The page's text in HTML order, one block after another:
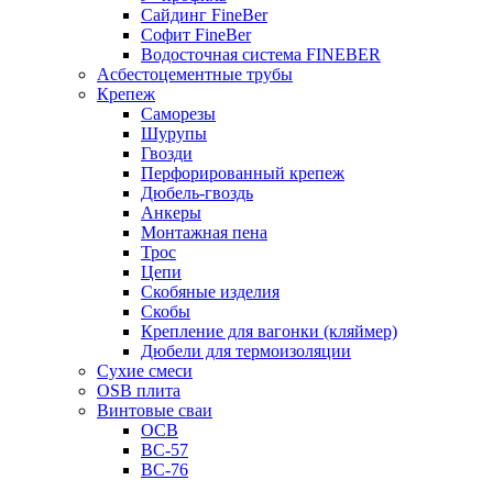
Сайдинг FineBer
Софит FineBer
Водосточная система FINEBER
Асбестоцементные трубы
Крепеж
Саморезы
Шурупы
Гвозди
Перфорированный крепеж
Дюбель-гвоздь
Анкеры
Монтажная пена
Трос
Цепи
Скобяные изделия
Скобы
Крепление для вагонки (кляймер)
Дюбели для термоизоляции
Сухие смеси
OSB плита
Винтовые сваи
ОСВ
ВС-57
ВС-76